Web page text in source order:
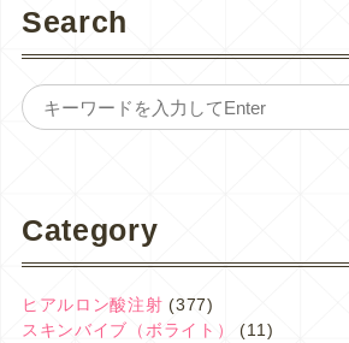
Search
Category
ヒアルロン酸注射 (377)
スキンバイブ（ボライト）
(11)